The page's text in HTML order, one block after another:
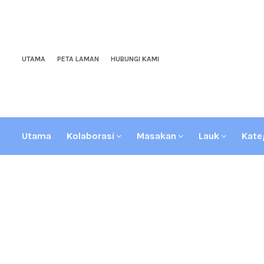
UTAMA PETA LAMAN HUBUNGI KAMI
Utama Kolaborasi Masakan Lauk